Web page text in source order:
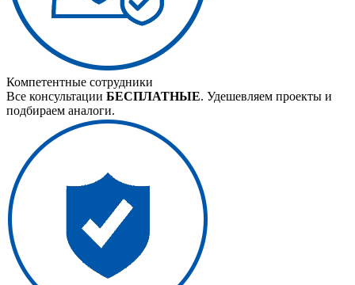
Компетентные сотрудники
Все консультации БЕСПЛАТНЫЕ. Удешевляем проекты и
подбираем аналоги.